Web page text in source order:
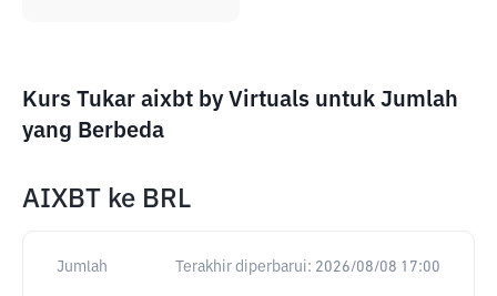
Kurs Tukar aixbt by Virtuals untuk Jumlah
yang Berbeda
AIXBT ke BRL
Jumlah Terakhir diperbarui: 2026/08/08 17:00